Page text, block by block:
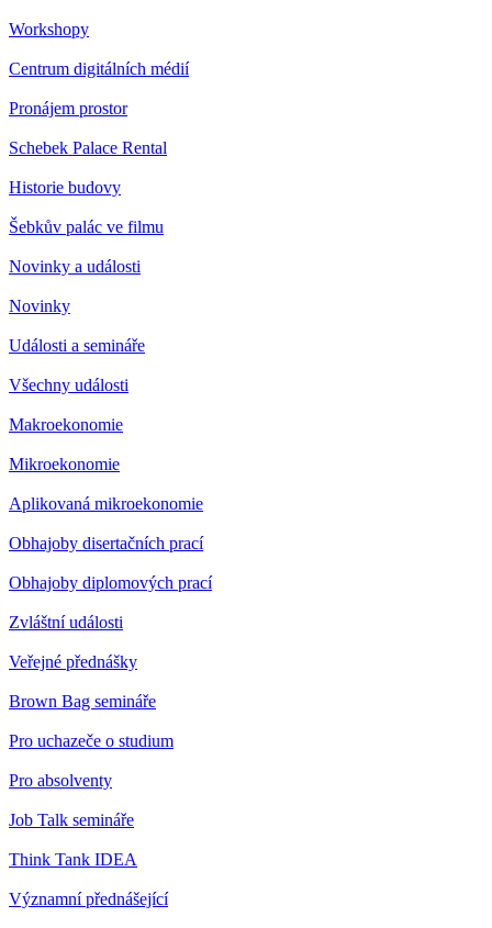
Workshopy
Centrum digitálních médií
Pronájem prostor
Schebek Palace Rental
Historie budovy
Šebkův palác ve filmu
Novinky a události
Novinky
Události a semináře
Všechny události
Makroekonomie
Mikroekonomie
Aplikovaná mikroekonomie
Obhajoby disertačních prací
Obhajoby diplomových prací
Zvláštní události
Veřejné přednášky
Brown Bag semináře
Pro uchazeče o studium
Pro absolventy
Job Talk semináře
Think Tank IDEA
Významní přednášející